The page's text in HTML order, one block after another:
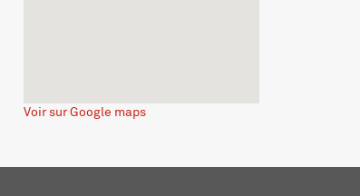
Voir sur Google maps